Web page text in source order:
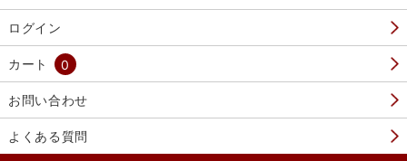
ログイン
カート 0
お問い合わせ
よくある質問